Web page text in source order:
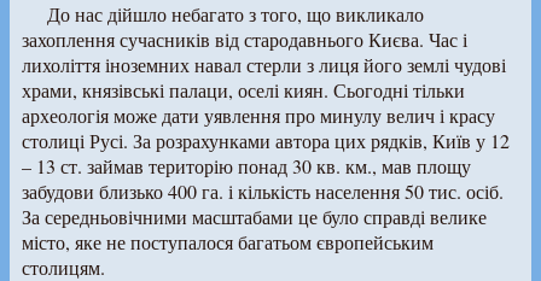
До нас дійшло небагато з того, що викликало
захоплення сучасників від стародавнього Києва. Час і
лихоліття іноземних навал стерли з лиця його землі чудові
храми, князівські палаци, оселі киян. Сьогодні тільки
археологія може дати уявлення про минулу велич і красу
столиці Русі. За розрахунками автора цих рядків, Київ у 12
– 13 ст. займав територію понад 30 кв. км., мав площу
забудови близько 400 га. і кількість населення 50 тис. осіб.
За середньовічними масштабами це було справді велике
місто, яке не поступалося багатьом європейським
столицям.